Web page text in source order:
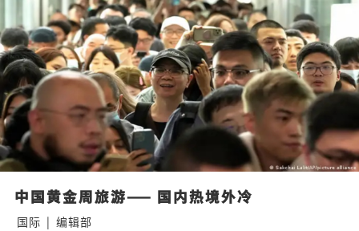
中国黄金周旅游—— 国内热境外冷
国际 | 编辑部